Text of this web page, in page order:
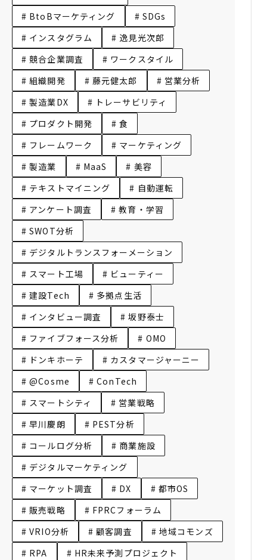
# BtoBマーケティング
# SDGs
# インスタグラム
# 逸見光次郎
# 競合企業調査
# ワークスタイル
# 組織開発
# 藤元健太郎
# 営業分析
# 製造業DX
# トレーサビリティ
# プロダクト開発
# 食
# フレームワーク
# マーケティング
# 製造業
# MaaS
# 美容
# テキストマイニング
# 自動運転
# アンケート調査
# 教育・学習
# SWOT分析
# デジタルトランスフォーメーション
# スマート工場
# ビューティー
# 建設Tech
# 多拠点生活
# インタビュー調査
# 坂野泰士
# ファイブフォース分析
# OMO
# ドンキホーテ
# カスタマージャーニー
# @Cosme
# ConTech
# スマートシティ
# 営業戦略
# 早川慶朗
# PEST分析
# コールログ分析
# 商業施設
# デジタルマーケティング
# マーケット調査
# DX
# 都市OS
# 販売戦略
# FPRCフォーラム
# VRIO分析
# 顧客調査
# 地域コモンズ
# RPA
# HR未来予測プロジェクト